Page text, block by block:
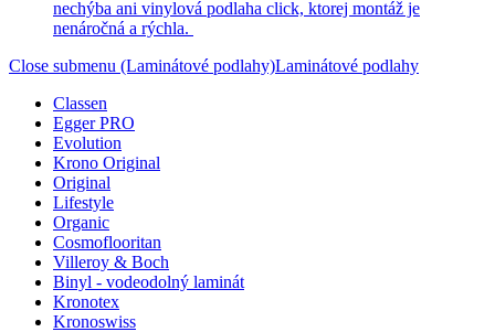
nechýba ani vinylová podlaha click, ktorej montáž je
nenáročná a rýchla.
Close submenu (Laminátové podlahy)Laminátové podlahy
Classen
Egger PRO
Evolution
Krono Original
Original
Lifestyle
Organic
Cosmoflooritan
Villeroy & Boch
Binyl - vodeodolný laminát
Kronotex
Kronoswiss